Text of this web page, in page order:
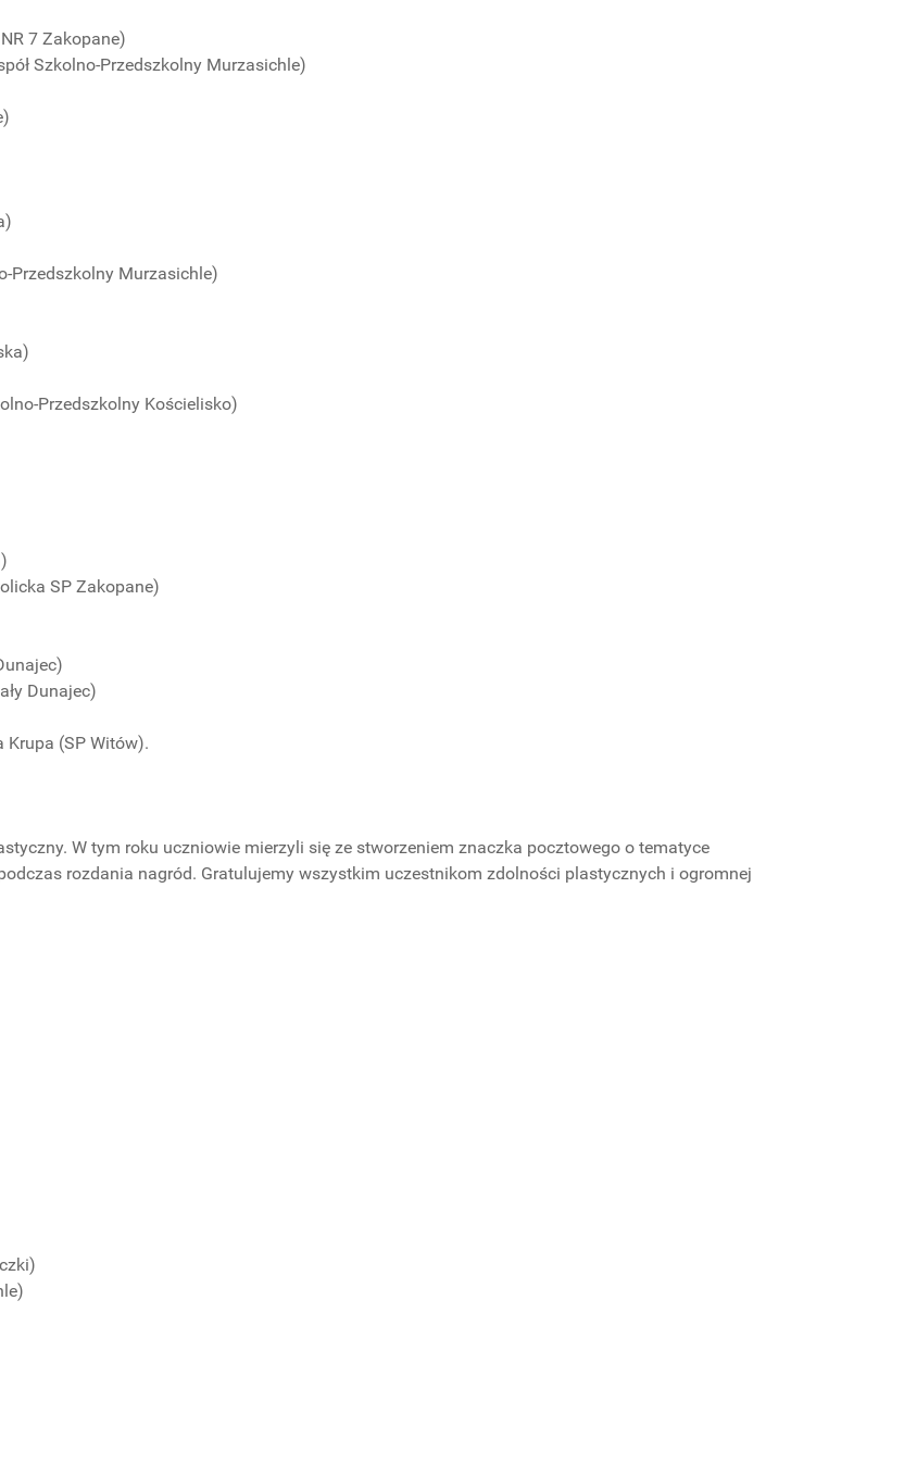
7 Zakopane)
Szkolno-Przedszkolny Murzasichle)
Przedszkolny Murzasichle)
Przedszkolny Kościelisko)
SP Zakopane)
Dunajec)
Krupa (SP Witów).
W tym roku uczniowie mierzyli się ze stworzeniem znaczka pocztowego o tematyce
rozdania nagród. Gratulujemy wszystkim uczestnikom zdolności plastycznych i ogromnej